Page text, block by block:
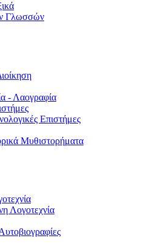
Γλωσσών
- Λαογραφία
Επιστήμες
Μυθιστορήματα
Λογοτεχνία